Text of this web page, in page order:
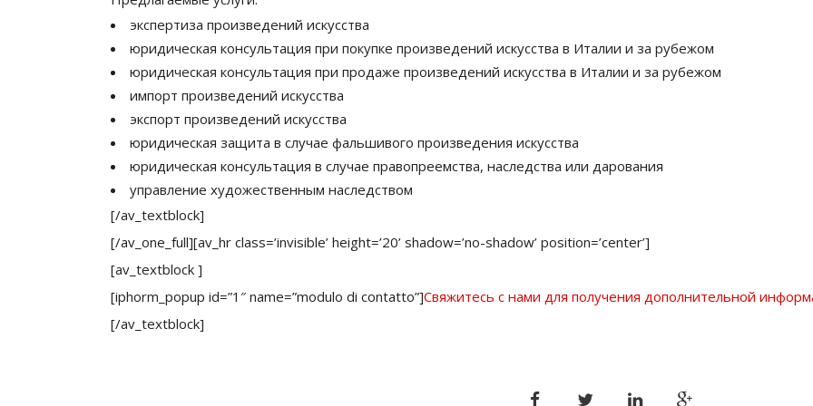
экспертиза произведений искусства
юридическая консультация при покупке произведений искусства в Италии и за рубежом
юридическая консультация при продаже произведений искусства в Италии и за рубежом
импорт произведений искусства
экспорт произведений искусства
юридическая защита в случае фальшивого произведения искусства
юридическая консультация в случае правопреемства, наследства или дарования
управление художественным наследством
[/av_textblock]
[/av_one_full][av_hr class=’invisible’ height=’20’ shadow=’no-shadow’ position=’center’]
[av_textblock ]
[iphorm_popup id=”1″ name=”modulo di contatto”]Свяжитесь с нами для получения дополнительной
[/av_textblock]